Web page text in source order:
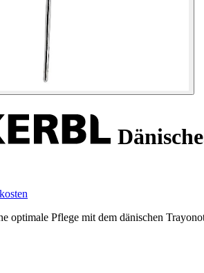
optimale Pflege mit dem dänischen